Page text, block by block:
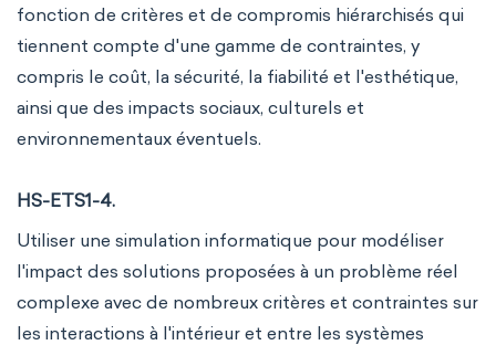
fonction de critères et de compromis hiérarchisés qui
tiennent compte d'une gamme de contraintes, y
compris le coût, la sécurité, la fiabilité et l'esthétique,
ainsi que des impacts sociaux, culturels et
environnementaux éventuels.
HS-ETS1-4.
Utiliser une simulation informatique pour modéliser
l'impact des solutions proposées à un problème réel
complexe avec de nombreux critères et contraintes sur
les interactions à l'intérieur et entre les systèmes